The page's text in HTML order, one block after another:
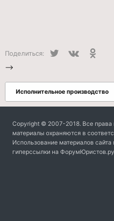
Поделиться: Twitter
-->
Исполнительное производство
Copyright © 2007-2018. Все права
материалы охраняются в
Использование материалов
гиперссылки на